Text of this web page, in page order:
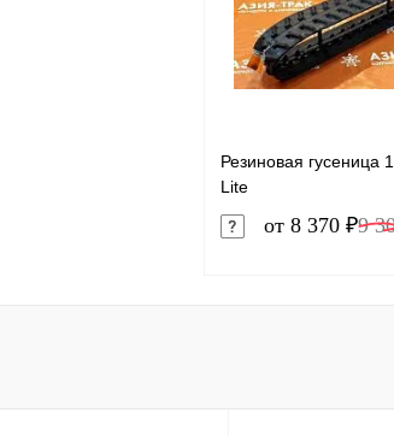
Резиновая гусеница
Lite
от 8 370 ₽9
В
В избранное